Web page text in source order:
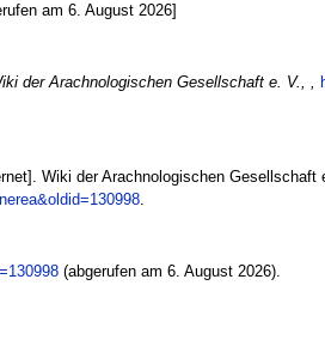
am 6. August 2026]
der Arachnologischen Gesellschaft e. V., ,
Wiki der Arachnologischen
.
(abgerufen am 6. August 2026).